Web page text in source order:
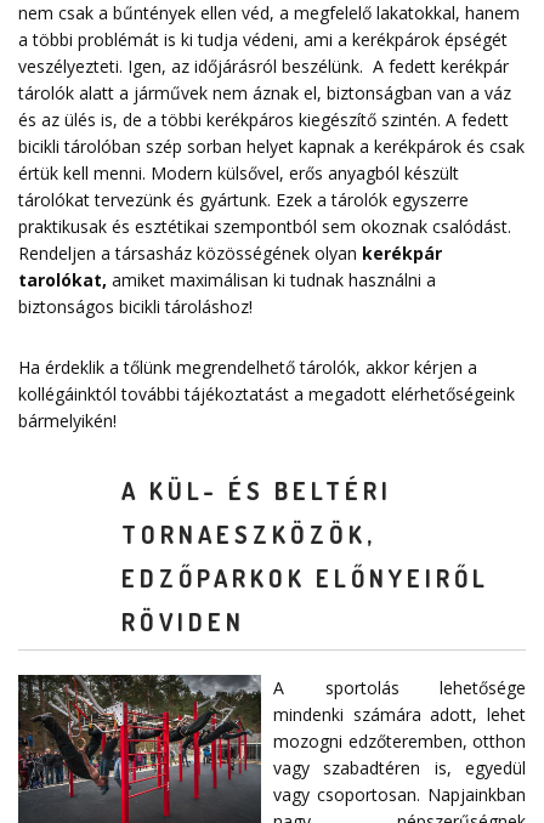
nem csak a bűntények ellen véd, a megfelelő lakatokkal, hanem
a többi problémát is ki tudja védeni, ami a kerékpárok épségét
veszélyezteti. Igen, az időjárásról beszélünk. A fedett kerékpár
tárolók alatt a járművek nem áznak el, biztonságban van a váz
és az ülés is, de a többi kerékpáros kiegészítő szintén. A fedett
bicikli tárolóban szép sorban helyet kapnak a kerékpárok és csak
értük kell menni. Modern külsővel, erős anyagból készült
tárolókat tervezünk és gyártunk. Ezek a tárolók egyszerre
praktikusak és esztétikai szempontból sem okoznak csalódást.
Rendeljen a társasház közösségének olyan kerékpár
tarolókat, amiket maximálisan ki tudnak használni a
biztonságos bicikli tároláshoz!
Ha érdeklik a tőlünk megrendelhető tárolók, akkor kérjen a
kollégáinktól további tájékoztatást a megadott elérhetőségeink
bármelyikén!
A KÜL- ÉS BELTÉRI
TORNAESZKÖZÖK,
EDZŐPARKOK ELŐNYEIRŐL
RÖVIDEN
A sportolás lehetősége
mindenki számára adott, lehet
mozogni edzőteremben, otthon
vagy szabadtéren is, egyedül
vagy csoportosan. Napjainkban